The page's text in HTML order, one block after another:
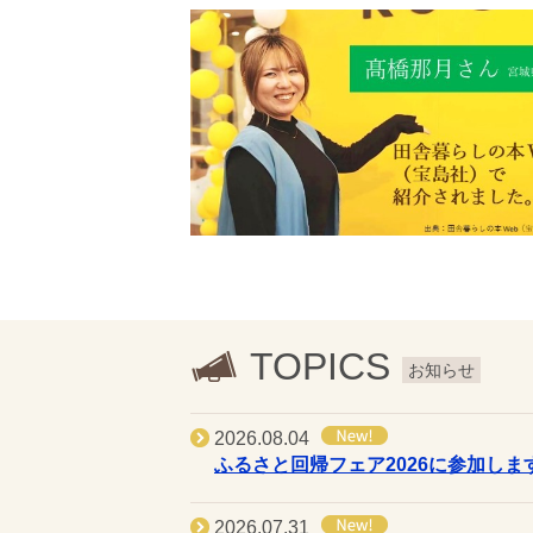
TOPICS お知らせ
2026.08.04
ふるさと回帰フェア2026に参加しま
2026.07.31